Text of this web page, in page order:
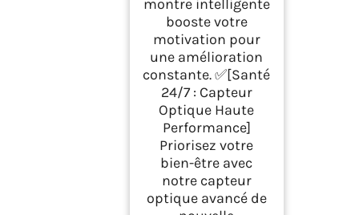
montre intelligente
booste votre
motivation pour
une amélioration
constante. ✅[Santé
24/7 : Capteur
Optique Haute
Performance]
Priorisez votre
bien-être avec
notre capteur
optique avancé de